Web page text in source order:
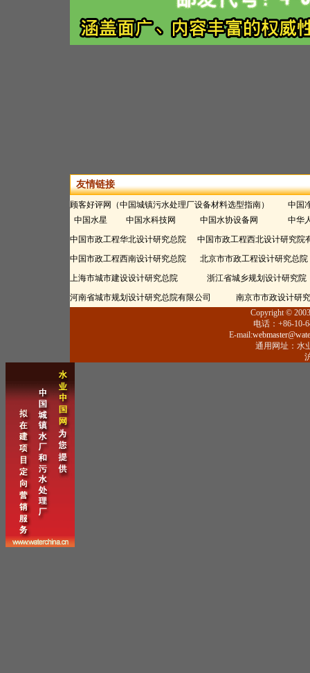
友情链接
顾客好评网（中国城镇污水处理厂设备材料选型指南）
中国
中国水星
中国水科技网 中国水协设备网
中华
中国市政工程华北设计研究总院
中国市政工程西北设计研究院
中国市政工程西南设计研究总院
北京市市政工程设计研究总院
上海市城市建设设计研究总院
浙江省城乡规划设计研究院
河南省城市规划设计研究总院有限公司
南京市市政设计研
Copyright ©
电话：+86-10-
E-mail:
通用网址：水